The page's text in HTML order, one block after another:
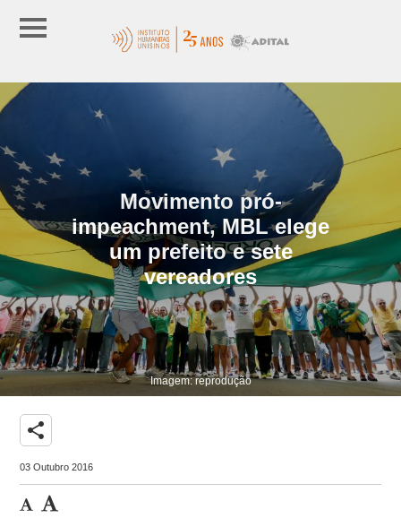
Movimento pró-
impeachment, MBL elege
um prefeito e sete
vereadores
Imagem: reprodução
share
03 Outubro 2016